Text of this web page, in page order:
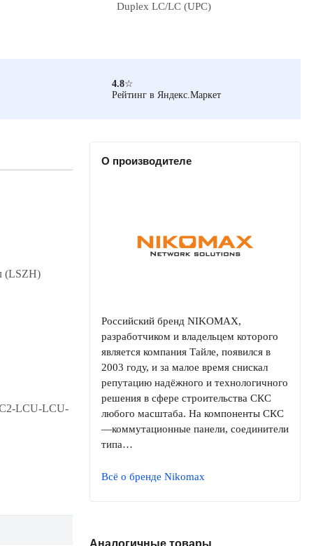
Duplex LC/LC (UPC)
4.8☆
Рейтинг в Яндекс.Маркет
(LSZH)
LCU-LCU-
О производителе
Российский бренд NIKOMAX,
разработчиком и владельцем которого
является компания Тайле, появился в
2003 году, и за малое время снискал
репутацию надёжного и технологичного
решения в сфере строительства СКС
любого масштаба. На компоненты СКС
—коммутационные панели, соединители
типа…
Всё о бренде Nikomax
Аналогичные товары